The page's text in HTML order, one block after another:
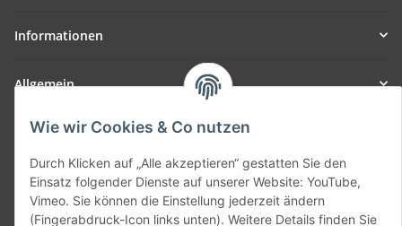
Wie wir Cookies & Co nutzen
Durch Klicken auf „Alle akzeptieren“ gestatten Sie den
Einsatz folgender Dienste auf unserer Website: YouTube,
Vimeo. Sie können die Einstellung jederzeit ändern
(Fingerabdruck-Icon links unten). Weitere Details finden Sie
Informationen
Allgemein
Teil unseres Netzwerks:
Vertrag widerrufen